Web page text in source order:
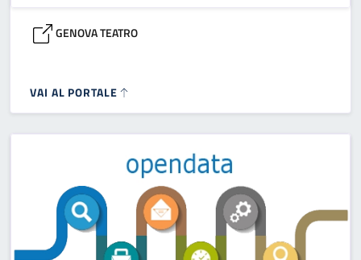
GENOVA TEATRO
VAI AL PORTALE